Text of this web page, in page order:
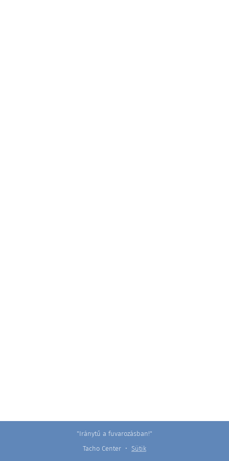
"Iránytű a fuvarozásban!"
Tacho Center
Sütik